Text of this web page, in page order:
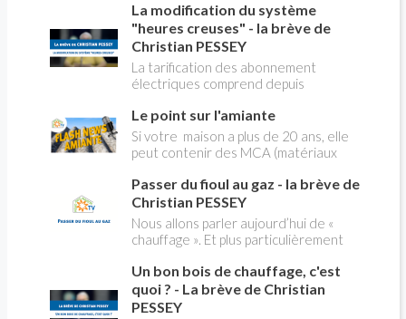
expliquer
La modification du système
"heures creuses" - la brève de
Christian PESSEY
La tarification des abonnement
électriques comprend depuis
pleines, heures creuses. Aujourd'hui
Christian PESSEY vous explique tout
ce qu'il faut savoir sur la nouvelle
modification du système "heures
creuses" qui concerne près de 15
millions de Français !
Le point sur l'amiante
Si votre maison a plus de 20 ans, elle
peut contenir des MCA (matériaux
panique, on fait le point dans notre
flash news n°3 spéciale Amiante et
ses dangers avec Christian Pessey
Passer du fioul au gaz - la brève de
Christian PESSEY
Nous allons parler aujourd’hui de «
chauffage ». Et plus particulièrement
aborder l’abandon du fioul au profit du
gaz.
Un bon bois de chauffage, c'est
quoi ? - La brève de Christian
PESSEY